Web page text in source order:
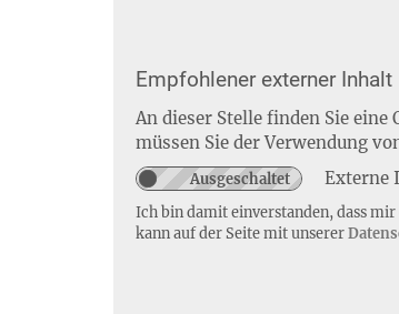
Empfohlener externer Inhalt
An dieser Stelle finden Sie
müssen Sie der Verwendung
Externe
Ich bin damit einverstanden, dass
kann auf der Seite mit unserer